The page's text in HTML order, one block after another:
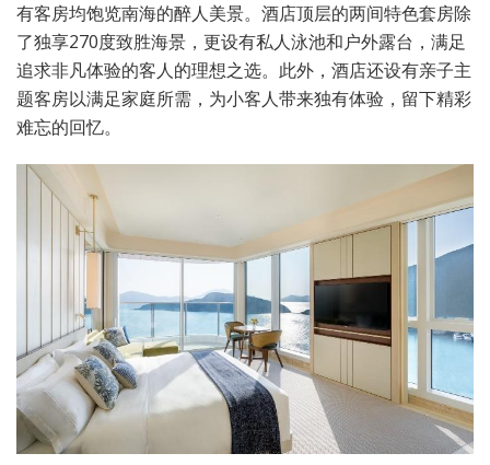
有客房均饱览南海的醉人美景。酒店顶层的两间特色套房除
了独享270度致胜海景，更设有私人泳池和户外露台，满足
追求非凡体验的客人的理想之选。此外，酒店还设有亲子主
题客房以满足家庭所需，为小客人带来独有体验，留下精彩
难忘的回忆。